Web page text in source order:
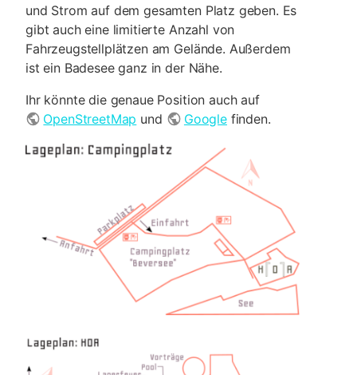
und Strom auf dem gesamten Platz geben. Es
gibt auch eine limitierte Anzahl von
Fahrzeugstellplätzen am Gelände. Außerdem
ist ein Badesee ganz in der Nähe.
Ihr könnte die genaue Position auch auf
OpenStreetMap und Googlefinden.